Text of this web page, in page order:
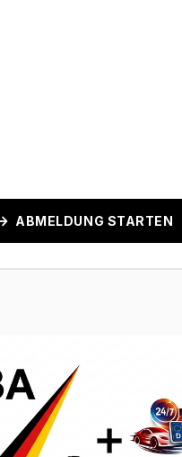
ABMELDUNG STARTEN